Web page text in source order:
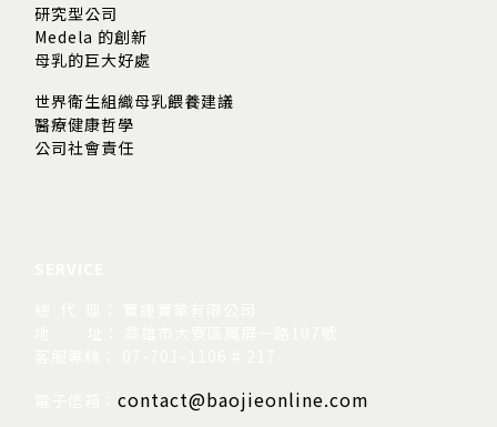
研究型公司
Medela 的創新
母乳的巨大好處
世界衛生組織母乳餵養建議
醫療健康哲學
公司社會責任
contact@baojieonline.com